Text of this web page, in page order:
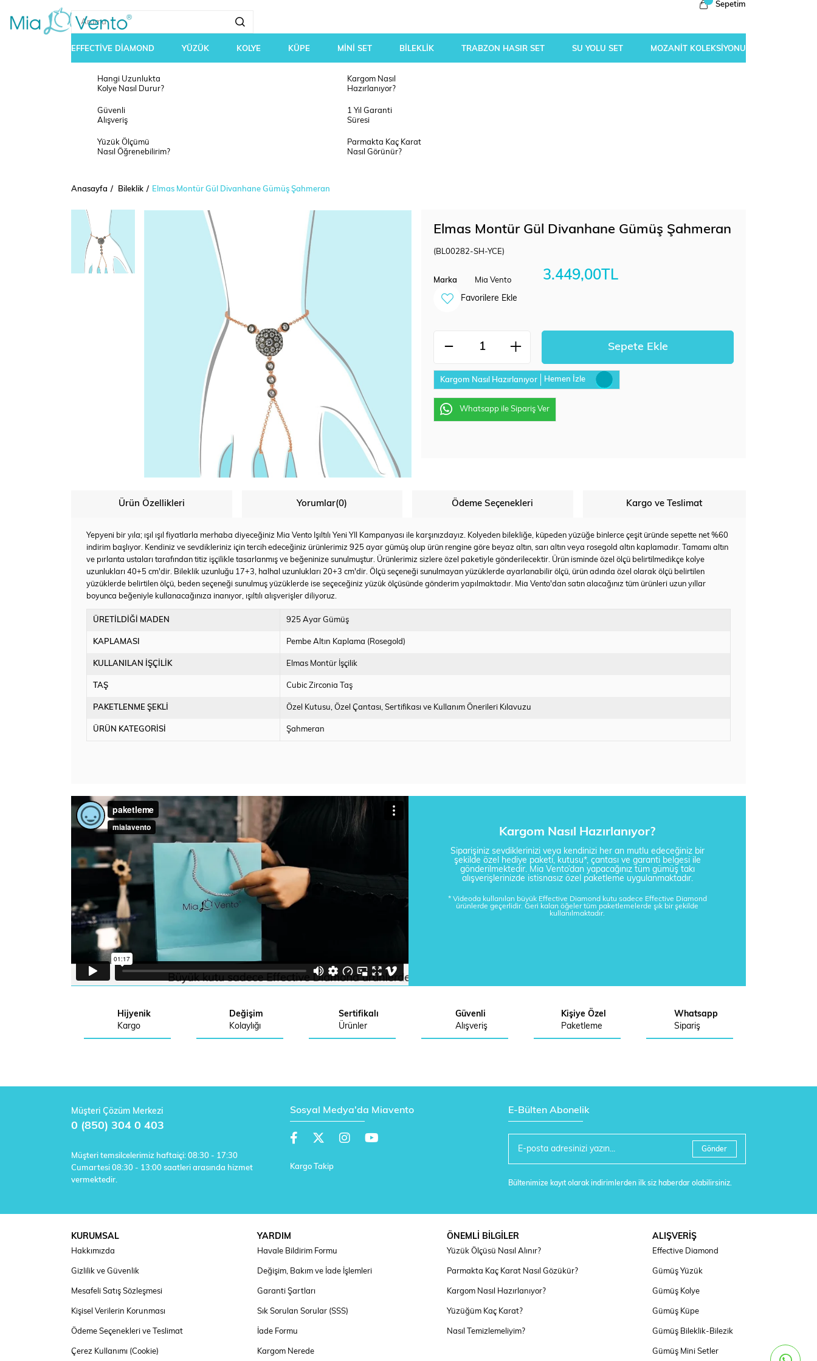
Sepetim
EFFECTİVE DİAMOND YÜZÜK KOLYE KÜPE MİNİ SET BİLEKLİK TRABZON HASIR SET SU YOLU SET MOZANİT KOLEKSİYONU
Hangi Uzunlukta
Kolye Nasıl Durur?
Kargom Nasıl
Hazırlanıyor?
Güvenli
Alışveriş
1 Yıl Garanti
Süresi
Yüzük Ölçümü
Nasıl Öğrenebilirim?
Parmakta Kaç Karat
Nasıl Görünür?
Anasayfa Bileklik Elmas Montür Gül Divanhane Gümüş Şahmeran
Elmas Montür Gül Divanhane Gümüş Şahmeran
(BL00282-SH-YCE)
Marka Mia Vento 3.449,00TL
Favorilere Ekle
Kargom Nasıl Hazırlanıyor Hemen İzle
Whatsapp ile Sipariş Ver
Ürün Özellikleri Yorumlar(0) Ödeme Seçenekleri Kargo ve Teslimat
Yepyeni bir yıla; ışıl ışıl fiyatlarla merhaba diyeceğiniz Mia Vento Işıltılı Yeni YIl Kampanyası ile karşınızdayız. Kolyeden bilekliğe, küpeden yüzüğe binlerce çeşit üründe sepette net %60
indirim başlıyor. Kendiniz ve sevdikleriniz için tercih edeceğiniz ürünlerimiz 925 ayar gümüş olup ürün rengine göre beyaz altın, sarı altın veya rosegold altın kaplamadır. Tamamı altın
ve pırlanta ustaları tarafından titiz işçilikle tasarlanmış ve beğeninize sunulmuştur. Ürünlerimiz sizlere özel paketiyle gönderilecektir. Ürün isminde özel ölçü belirtilmedikçe kolye
uzunlukları 40+5 cm'dir. Bileklik uzunluğu 17+3, halhal uzunlukları 20+3 cm'dir. Ölçü seçeneği sunulmayan yüzüklerde ayarlanabilir ölçü, ürün adında özel olarak ölçü belirtilen
yüzüklerde belirtilen ölçü, beden seçeneği sunulmuş yüzüklerde ise seçeceğiniz yüzük ölçüsünde gönderim yapılmaktadır. Mia Vento'dan satın alacağınız tüm ürünleri uzun yıllar
boyunca beğeniyle kullanacağınıza inanıyor, ışıltılı alışverişler diliyoruz.
ÜRETİLDİĞİ MADEN 925 Ayar Gümüş
KAPLAMASI Pembe Altın Kaplama (Rosegold)
KULLANILAN İŞÇİLİK Elmas Montür İşçilik
TAŞ Cubic Zirconia Taş
PAKETLENME ŞEKLİ Özel Kutusu Özel Çantası Sertifikası ve Kullanım Önerileri Kılavuzu
ÜRÜN KATEGORİSİ Şahmeran
Kargom Nasıl Hazırlanıyor?
Siparişiniz sevdiklerinizi veya kendinizi her an mutlu edeceğiniz bir
şekilde özel hediye paketi, kutusu*, çantası ve garanti belgesi ile
gönderilmektedir. Mia Vento’dan yapacağınız tüm gümüş takı
alışverişlerinizde istisnasız özel paketleme uygulanmaktadır.
* Videoda kullanılan büyük Effective Diamond kutu sadece Effective Diamond
ürünlerde geçerlidir. Geri kalan öğeler tüm paketlemelerde şık bir şekilde
kullanılmaktadır.
Hijyenik
Kargo
Değişim
Kolaylığı
Sertifikalı
Ürünler
Güvenli
Alışveriş
Kişiye Özel
Paketleme
Whatsapp
Sipariş
Müşteri Çözüm Merkezi
0 (850) 304 0 403
Müşteri temsilcelerimiz haftaiçi: 08:30 - 17:30
Cumartesi 08:30 - 13:00 saatleri arasında hizmet
vermektedir.
Sosyal Medya'da Miavento
Kargo Takip
E-Bülten Abonelik
Gönder
Bültenimize kayıt olarak indirimlerden ilk siz haberdar olabilirsiniz.
KURUMSAL
Hakkımızda
Gizlilik ve Güvenlik
Mesafeli Satış Sözleşmesi
Kişisel Verilerin Korunması
Ödeme Seçenekleri ve Teslimat
Çerez Kullanımı (Cookie)
YARDIM
Havale Bildirim Formu
Değişim, Bakım ve İade İşlemleri
Garanti Şartları
Sık Sorulan Sorular (SSS)
İade Formu
Kargom Nerede
ÖNEMLİ BİLGİLER
Yüzük Ölçüsü Nasıl Alınır?
Parmakta Kaç Karat Nasıl Gözükür?
Kargom Nasıl Hazırlanıyor?
Yüzüğüm Kaç Karat?
Nasıl Temizlemeliyim?
ALIŞVERİŞ
Effective Diamond
Gümüş Yüzük
Gümüş Kolye
Gümüş Küpe
Gümüş Bileklik-Bilezik
Gümüş Mini Setler